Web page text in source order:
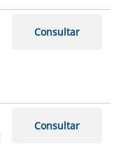
Consultar
Consultar